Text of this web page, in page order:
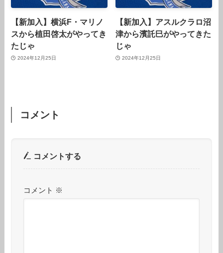
【新加入】横浜F・マリノ
スから植田啓太がやってき
たじゃ
2024年12月25日
【新加入】アスルクラロ沼
津から濱託巳がやってきた
じゃ
2024年12月25日
コメント
コメントする
コメント ※